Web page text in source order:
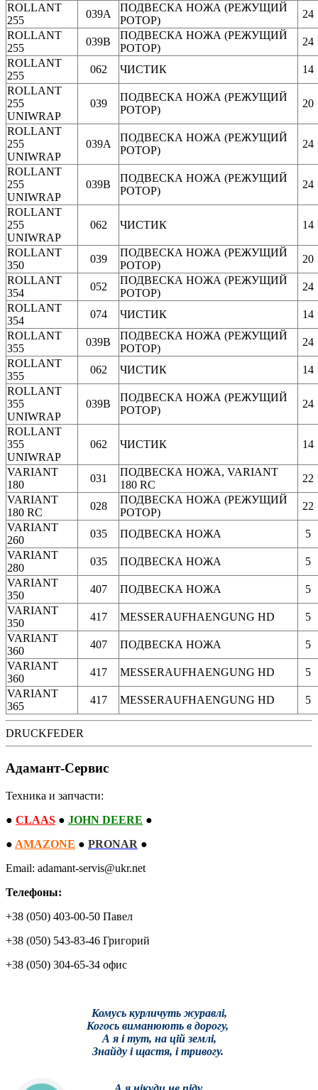
ROLLANT
255
039A
ПОДВЕСКА НОЖА (РЕЖУЩИЙ
РОТОР)
24
ROLLANT
255
039B
ПОДВЕСКА НОЖА (РЕЖУЩИЙ
РОТОР)
24
ROLLANT
255
062 ЧИСТИК
14
ROLLANT
255
UNIWRAP
039
ПОДВЕСКА НОЖА (РЕЖУЩИЙ
РОТОР)
20
ROLLANT
255
UNIWRAP
039A
ПОДВЕСКА НОЖА (РЕЖУЩИЙ
РОТОР)
24
ROLLANT
255
UNIWRAP
039B
ПОДВЕСКА НОЖА (РЕЖУЩИЙ
РОТОР)
24
ROLLANT
255
UNIWRAP
062 ЧИСТИК 14
ROLLANT
350
039
ПОДВЕСКА НОЖА (РЕЖУЩИЙ
РОТОР)
20
ROLLANT
354
052
ПОДВЕСКА НОЖА (РЕЖУЩИЙ
РОТОР)
24
ROLLANT
354
074 ЧИСТИК
14
ROLLANT
355
039B
ПОДВЕСКА НОЖА (РЕЖУЩИЙ
РОТОР)
24
ROLLANT
355
062 ЧИСТИК
14
ROLLANT
355
UNIWRAP
039B
ПОДВЕСКА НОЖА (РЕЖУЩИЙ
РОТОР)
24
ROLLANT
355
UNIWRAP
062 ЧИСТИК 14
VARIANT
180
031
ПОДВЕСКА НОЖА, VARIANT
180 RC
22
VARIANT
180 RC
028
ПОДВЕСКА НОЖА (РЕЖУЩИЙ
РОТОР)
22
VARIANT
260
035 ПОДВЕСКА НОЖА
5
VARIANT
280
035 ПОДВЕСКА НОЖА
5
VARIANT
350
407 ПОДВЕСКА НОЖА
5
VARIANT
350
417 MESSERAUFHAENGUNG HD
5
VARIANT
360
407 ПОДВЕСКА НОЖА
5
VARIANT
360
417 MESSERAUFHAENGUNG HD
5
VARIANT
365
417 MESSERAUFHAENGUNG HD 5
DRUCKFEDER
Адамант-Сервис
Техника и запчасти:
● CLAAS ● JOHN DEERE ●
● AMAZONE ● PRONAR ●
Email: adamant-servis@ukr.net
Телефоны:
+38 (050) 403-00-50 Павел
+38 (050) 543-83-46 Григорий
+38 (050) 304-65-34 офис
Комусь курличуть журавлі,
Когось виманюють в дорогу,
А я і тут, на цій землі,
Знайду і щастя, і тривогу.